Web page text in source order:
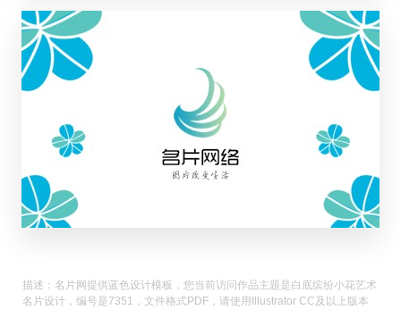
描述：名片网提供蓝色设计模板，您当前访问作品主题是白底缤纷小花艺术
名片设计，编号是7351，文件格式PDF，请使用Illustrator CC及以上版本